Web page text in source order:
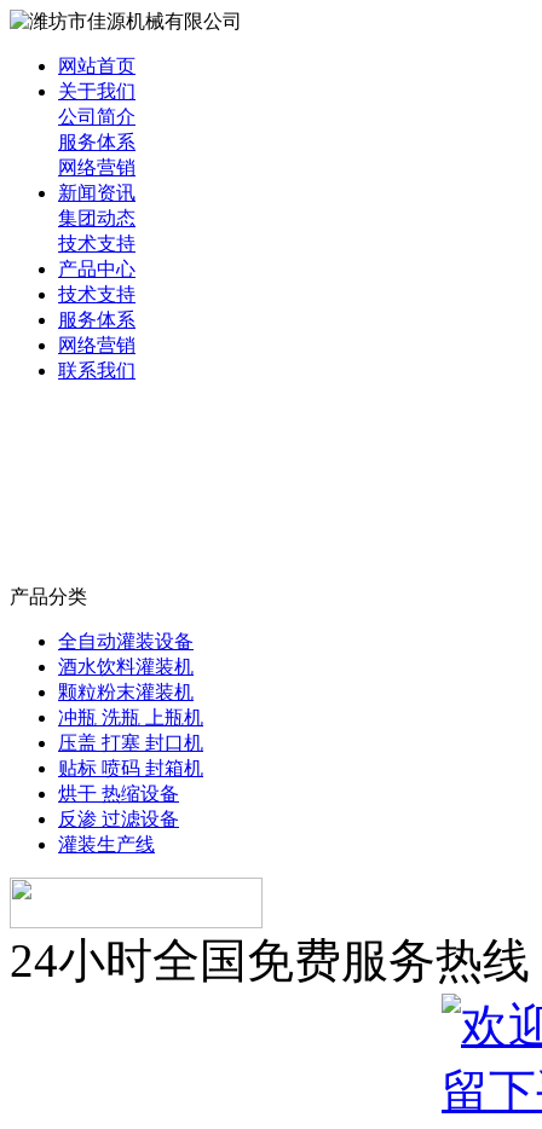
网站首页
关于我们
公司简介
服务体系
网络营销
新闻资讯
集团动态
技术支持
产品中心
技术支持
服务体系
网络营销
联系我们
产品分类
全自动灌装设备
酒水饮料灌装机
颗粒粉末灌装机
冲瓶 洗瓶 上瓶机
压盖 打塞 封口机
贴标 喷码 封箱机
烘干 热缩设备
反渗 过滤设备
灌装生产线
24小时全国免费服务热线